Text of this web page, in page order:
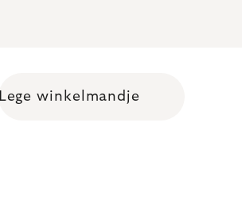
Shopping cart
Lege winkelmandje